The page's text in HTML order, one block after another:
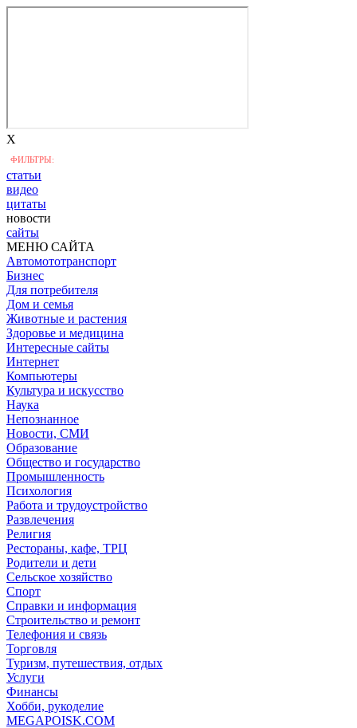
X
ФИЛЬТРЫ:
статьи
видео
цитаты
новости
сайты
МЕНЮ САЙТА
Автомототранспорт
Бизнес
Для потребителя
Дом и семья
Животные и растения
Здоровье и медицина
Интересные сайты
Интернет
Компьютеры
Культура и искусство
Наука
Непознанное
Новости, СМИ
Образование
Общество и государство
Промышленность
Психология
Работа и трудоустройство
Развлечения
Религия
Рестораны, кафе, ТРЦ
Родители и дети
Сельское хозяйство
Спорт
Справки и информация
Строительство и ремонт
Телефония и связь
Торговля
Туризм, путешествия, отдых
Услуги
Финансы
Хобби, рукоделие
MEGAPOISK.COM